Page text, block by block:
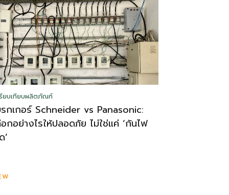
ยบเทียบผลิตภัณฑ์
รกเกอร์ Schneider vs Panasonic:
อกอย่างไรให้ปลอดภัย ไม่ใช่แค่ ‘กันไฟ
’